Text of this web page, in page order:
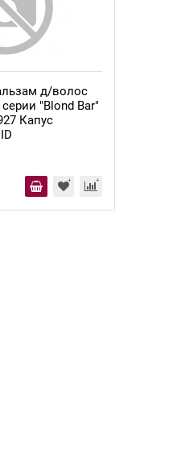
д/волос
"Blond Bar"
Капус